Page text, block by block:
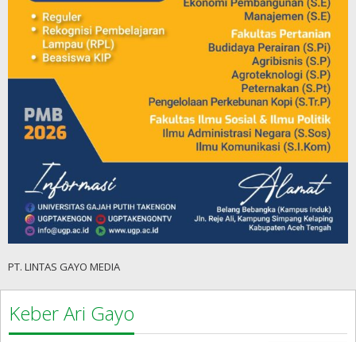
PT. LINTAS GAYO MEDIA
Keber Ari Gayo